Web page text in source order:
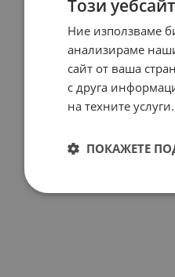
Този
Ние използваме
анализираме
сайт от ваша
с друга
на техните услуги.
ПОКАЖЕТЕ